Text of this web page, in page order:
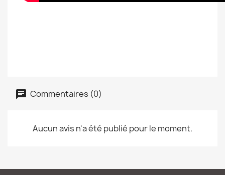
Commentaires (0)
Aucun avis n'a été publié pour le moment.